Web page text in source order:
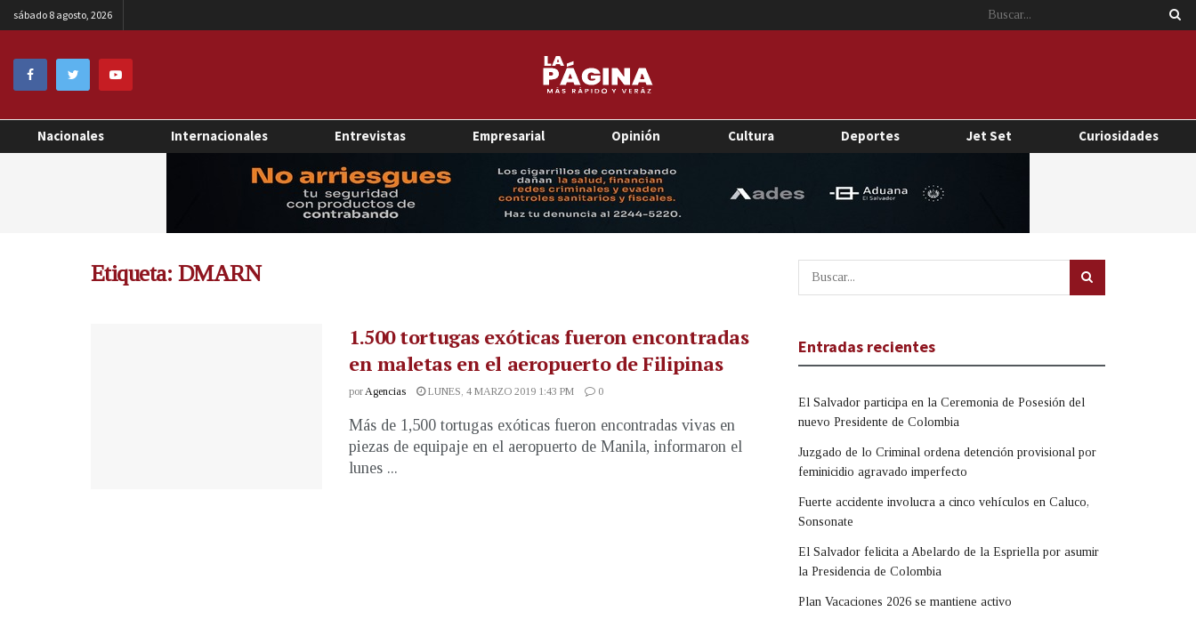
sábado 8 agosto, 2026
Nacionales Internacionales Entrevistas Empresarial Opinión Cultura Deportes Jet Set Curiosidades
Etiqueta: DMARN
1.500 tortugas exóticas fueron encontradas
en maletas en el aeropuerto de Filipinas
porAgencias LUNES, 4 MARZO 2019 1:43 PM 0
Más de 1,500 tortugas exóticas fueron encontradas vivas en
piezas de equipaje en el aeropuerto de Manila, informaron el
lunes ...
Entradas recientes
El Salvador participa en la Ceremonia de Posesión del
nuevo Presidente de Colombia
Juzgado de lo Criminal ordena detención provisional por
feminicidio agravado imperfecto
Fuerte accidente involucra a cinco vehículos en Caluco,
Sonsonate
El Salvador felicita a Abelardo de la Espriella por asumir
la Presidencia de Colombia
Plan Vacaciones 2026 se mantiene activo